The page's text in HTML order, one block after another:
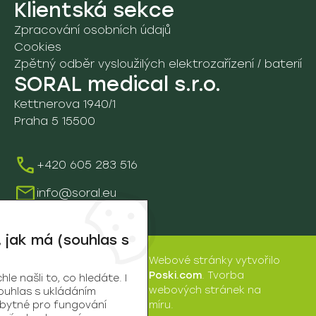
D. Ostatní
08. Rehabilitace
8A. Vyšetřovací stoly a lehátka
09. Vozíky a ostatní pomůcky
9D. Vozíky
Údržba a servis
Školení
Klientská sekce
Zpracování osobních údajů
Cookies
Zpětný odběr vysloužilých elektrozařízení / baterií
SORAL medical s.r.o.
Kettnerova 1940/1
Praha 5 15500
+420 605 283 516
info@soral.eu
medical
s.r.o. | © 2026
Webové stránkyvytvořilo
Poski.com. Tvorba
webových stránek na
míru.
má (souhlas s
našli to, co hledáte. I
s ukládáním
pro fungování